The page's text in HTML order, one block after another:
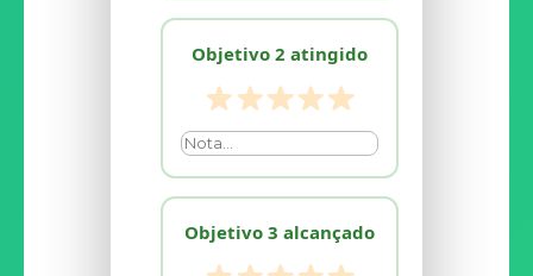
Objetivo 2 atingido
Objetivo 3 alcançado